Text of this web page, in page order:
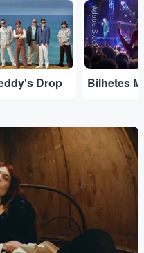
Drop
Adobe Stock
Bilhetes